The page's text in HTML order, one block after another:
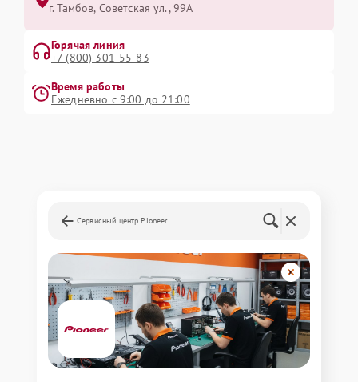
г. Тамбов, Советская ул., 99А
Горячая линия
+7 (800) 301-55-83
Время работы
Ежедневно с 9:00 до 21:00
Сервисный центр Pioneer